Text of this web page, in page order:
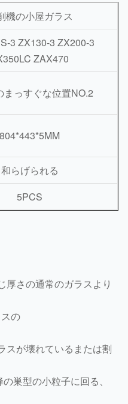
機の小屋ガラス
3 ZX130-3 ZX200-3
ZAX470
まっすぐな位置NO.2
804*443*5MM
和らげられる
5PCS
厚さの通常のガラスより
の
スが壊れているまたは割
巣型の小粒子に回る、